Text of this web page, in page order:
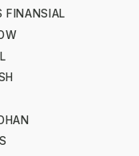
FINANSIAL